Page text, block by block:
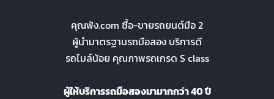
คุณพ้ง.com ซื้อ-ขายรถยนต์มือ 2
ผู้นำมาตรฐานรถมือสอง บริการดี
รถไมล์น้อย คุณภาพรถเกรด S class
ผู้ให้บริการรถมือสองมามากกว่า 40 ปี